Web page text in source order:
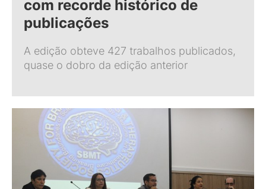
com recorde histórico de
publicações
A edição obteve 427 trabalhos publicados,
quase o dobro da edição anterior